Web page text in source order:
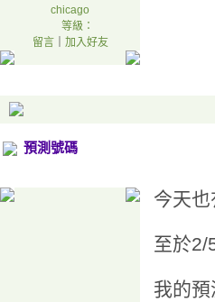
chicago
等級：
留言｜ 加入好友
預測號碼
今天
至於2/
我的